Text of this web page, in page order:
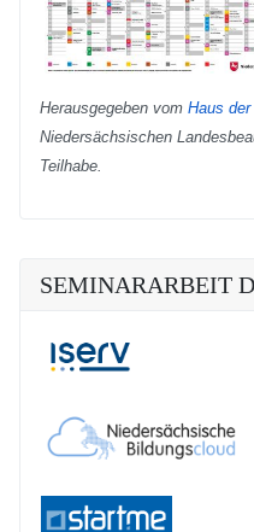
Herausgegeben vom Haus
Niedersächsischen
Teilhabe.
SEMINARARBEIT